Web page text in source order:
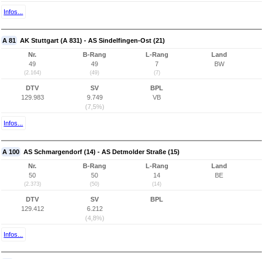
Infos...
A 81 AK Stuttgart (A 831) - AS Sindelfingen-Ost (21)
Nr.
49
(2.164)
B-Rang
49
(49)
L-Rang
7
(7)
Land
BW
DTV
129.983
SV
9.749
(7,5%)
BPL
VB
Infos...
A 100 AS Schmargendorf (14) - AS Detmolder Straße (15)
Nr.
50
(2.373)
B-Rang
50
(50)
L-Rang
14
(14)
Land
BE
DTV
129.412
SV
6.212
(4,8%)
BPL
Infos...